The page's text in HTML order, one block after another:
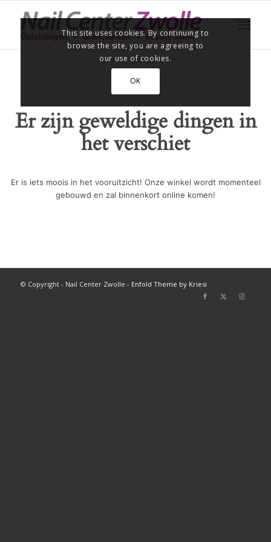
Er zijn geweldige dingen in
het verschiet
Er is iets moois in het vooruitzicht! Onze winkel wordt momenteel
gebouwd en zal binnenkort online komen!
© Copyright - Nail Center Zwolle - Enfold Theme by Kriesi
This site uses cookies. By continuing to
browse the site, you are agreeing to
our use of cookies.
OK